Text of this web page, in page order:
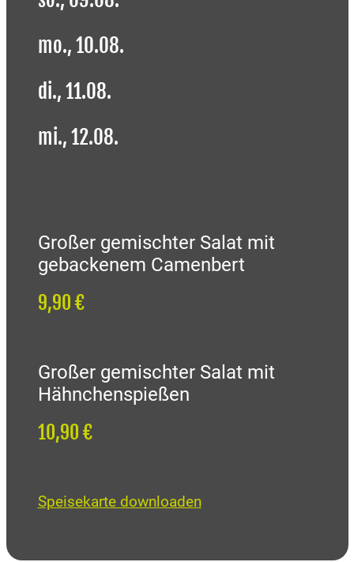
mo., 10.08.
di., 11.08.
mi., 12.08.
Großer gemischter Salat mit
gebackenem Camenbert
9,90 €
Großer gemischter Salat mit
Hähnchenspießen
10,90 €
Speisekarte downloaden